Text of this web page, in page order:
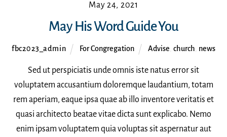
May 24, 2021
May His Word Guide You
fbc2023_admin For Congregation Advise ,church news
Sed ut perspiciatis unde omnis iste natus error sit
voluptatem accusantium doloremque laudantium, totam
rem aperiam, eaque ipsa quae ab illo inventore veritatis et
quasi architecto beatae vitae dicta sunt explicabo. Nemo
enim ipsam voluptatem quia voluptas sit aspernatur aut